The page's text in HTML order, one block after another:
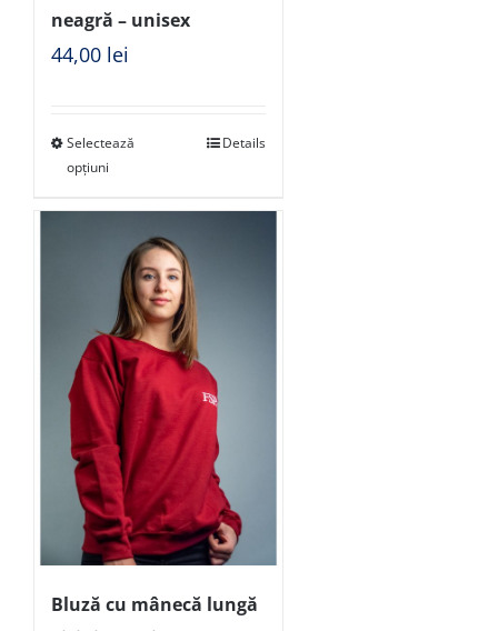
neagră – unisex
44,00 lei
Selectează
opțiuni
Details
Bluză cu mânecă lungă